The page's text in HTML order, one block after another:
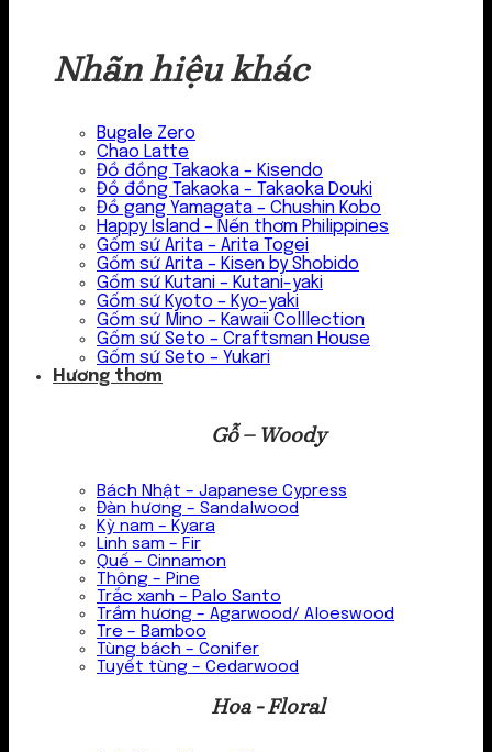
Nhãn hiệu khác
Bugale Zero
Chao Latte
Đồ đồng Takaoka – Kisendo
Đồ đồng Takaoka – Takaoka Douki
Đồ gang Yamagata – Chushin Kobo
Happy Island – Nến thơm Philippines
Gốm sứ Arita – Arita Togei
Gốm sứ Arita – Kisen by Shobido
Gốm sứ Kutani – Kutani-yaki
Gốm sứ Kyoto – Kyo-yaki
Gốm sứ Mino – Kawaii Colllection
Gốm sứ Seto – Craftsman House
Gốm sứ Seto – Yukari
Hương thơm
Gỗ – Woody
Bách Nhật – Japanese Cypress
Đàn hương – Sandalwood
Kỳ nam – Kyara
Linh sam – Fir
Quế – Cinnamon
Thông – Pine
Trắc xanh – Palo Santo
Trầm hương – Agarwood/ Aloeswood
Tre – Bamboo
Tùng bách – Conifer
Tuyết tùng – Cedarwood
Hoa - Floral